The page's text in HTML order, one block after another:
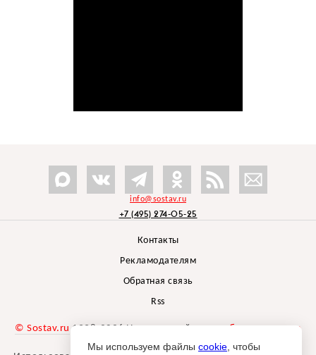
info@sostav.ru
+7 (495) 274-05-25
Контакты
Рекламодателям
Обратная связь
Rss
© Sostav.ru 1998-2026 Независимый проектбрендингового
агентства Depot
Мы используем файлы cookie , чтобы